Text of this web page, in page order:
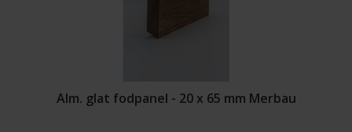
Alm. glat fodpanel - 20 x 65 mm Merbau